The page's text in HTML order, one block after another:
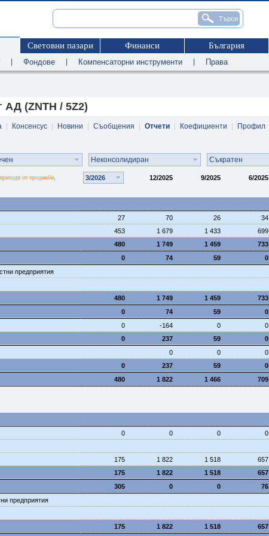
Световни пазари Финанси България
Фондове Компенсаторни инструменти Права
АД (ZNTH / 5Z2)
Консенсус Новини Съобщения Отчети Коефициенти
Профил
Неконсолидиран Съкратен
от продажби. 3/2026 12/2025 9/2025 6/2025
27 70 26 34
453 1 679 1 433 699
480 1 749 1 459 733
0 74 59 0
предприятия
480 1 749 1 459 733
0 74 59 0
0 -164 0 0
0 237 59 0
0 0
0
0 237 59 0
480 1 822 1 466 709
0 0 0 0
175 1 822 1 518 657
175 1 822 1 518 657
305 0 0 76
предприятия
175 1 822 1 518 657